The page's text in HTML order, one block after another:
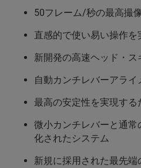
50フレーム/秒の最高撮
直感的で使い易い操作
新開発の高速ヘッド・ス
自動カンチレバーアライ
最高の安定性を実現する
微小カンチレバーと通
化されたシステム
新規に採用された最先端